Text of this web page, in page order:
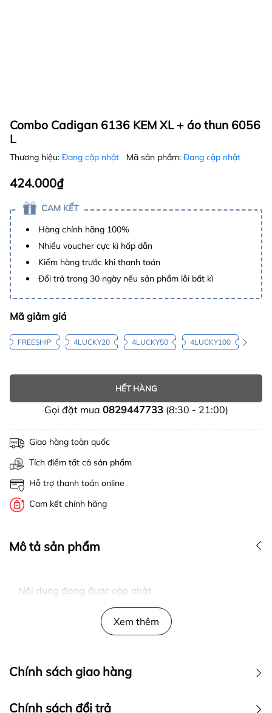
Combo Cadigan 6136 KEM XL + áo thun 6056
L
Thương hiệu: Đang cập nhật Mã sản phẩm: Đang cập nhật
424.000₫
CAM KẾT
Hàng chính hãng 100%
Nhiều voucher cực kì hấp dẫn
Kiểm hàng trước khi thanh toán
Đổi trả trong 30 ngày nếu sản phẩm lỗi bất kì
Mã giảm giá
FREESHIP 4LUCKY20 4LUCKY50 4LUCKY100
HẾT HÀNG
Gọi đặt mua 0829447733(8:30 - 21:00)
Giao hàng toàn quốc
Tích điểm tất cả sản phẩm
Hỗ trợ thanh toán online
Cam kết chính hãng
Mô tả sản phẩm
Nội dung đang được cập nhật
Xem thêm
Chính sách giao hàng
Chính sách đổi trả